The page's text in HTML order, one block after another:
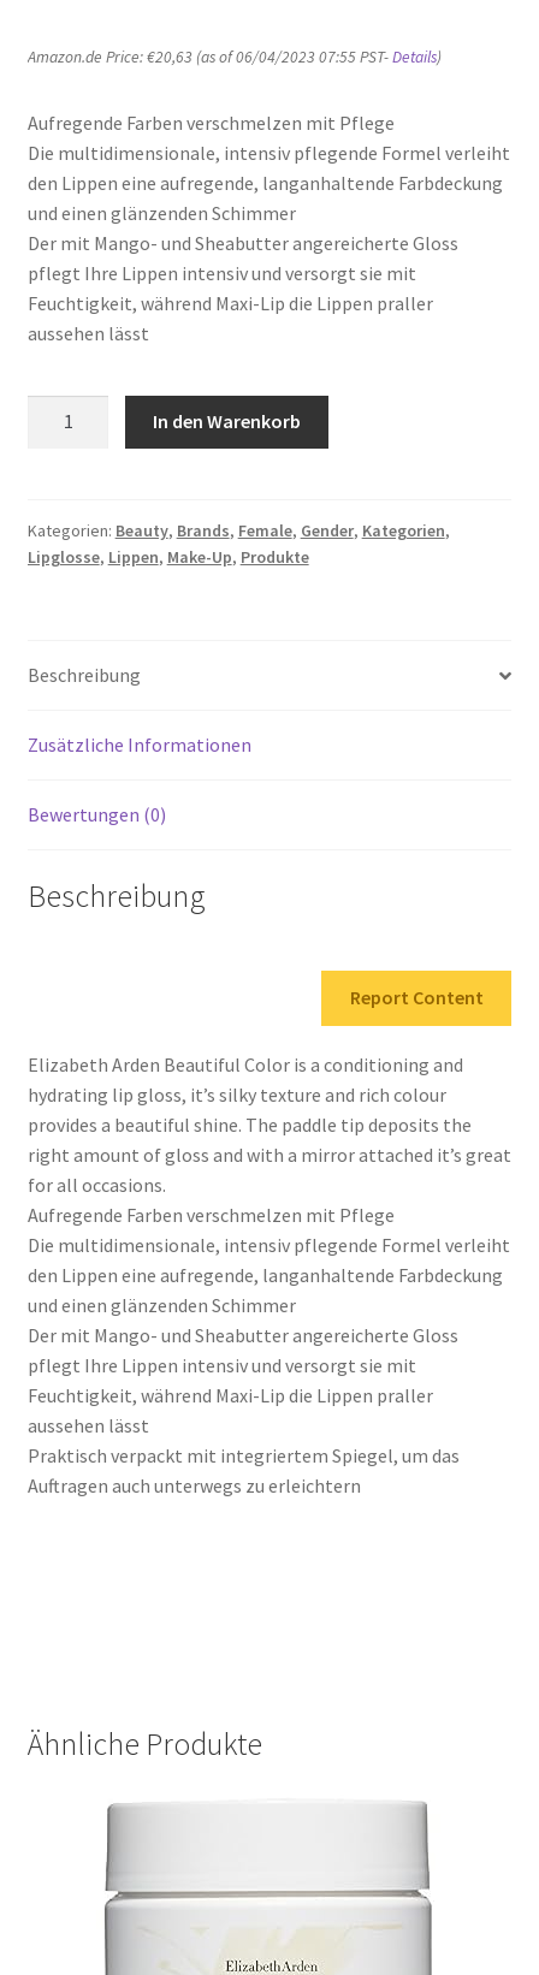
Amazon.de Price:€20,63 (as of 06/04/2023 07:55 PST-Details)
Aufregende Farben verschmelzen mit Pflege
Die multidimensionale, intensiv pflegende Formel verleiht
den Lippen eine aufregende, langanhaltende Farbdeckung
und einen glänzenden Schimmer
Der mit Mango- und Sheabutter angereicherte Gloss
pflegt Ihre Lippen intensiv und versorgt sie mit
Feuchtigkeit, während Maxi-Lip die Lippen praller
aussehen lässt
Gloss
Menge
In den Warenkorb
Kategorien: Beauty, Brands, Female, Gender, Kategorien,
Lipglosse, Lippen, Make-Up, Produkte
Beschreibung
Zusätzliche Informationen
Bewertungen (0)
Beschreibung
Report Content
Elizabeth Arden Beautiful Color is a conditioning and
hydrating lip gloss, it’s silky texture and rich colour
provides a beautiful shine. The paddle tip deposits the
right amount of gloss and with a mirror attached it’s great
for all occasions.
Aufregende Farben verschmelzen mit Pflege
Die multidimensionale, intensiv pflegende Formel verleiht
den Lippen eine aufregende, langanhaltende Farbdeckung
und einen glänzenden Schimmer
Der mit Mango- und Sheabutter angereicherte Gloss
pflegt Ihre Lippen intensiv und versorgt sie mit
Feuchtigkeit, während Maxi-Lip die Lippen praller
aussehen lässt
Praktisch verpackt mit integriertem Spiegel, um das
Auftragen auch unterwegs zu erleichtern
Ähnliche Produkte